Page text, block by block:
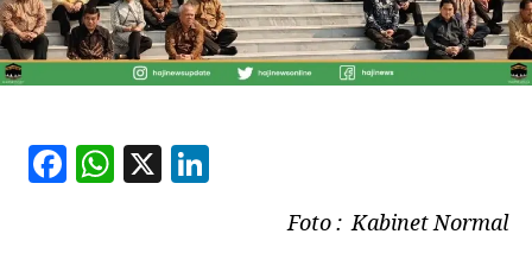
F
W X
Foto : Kabinet Normal